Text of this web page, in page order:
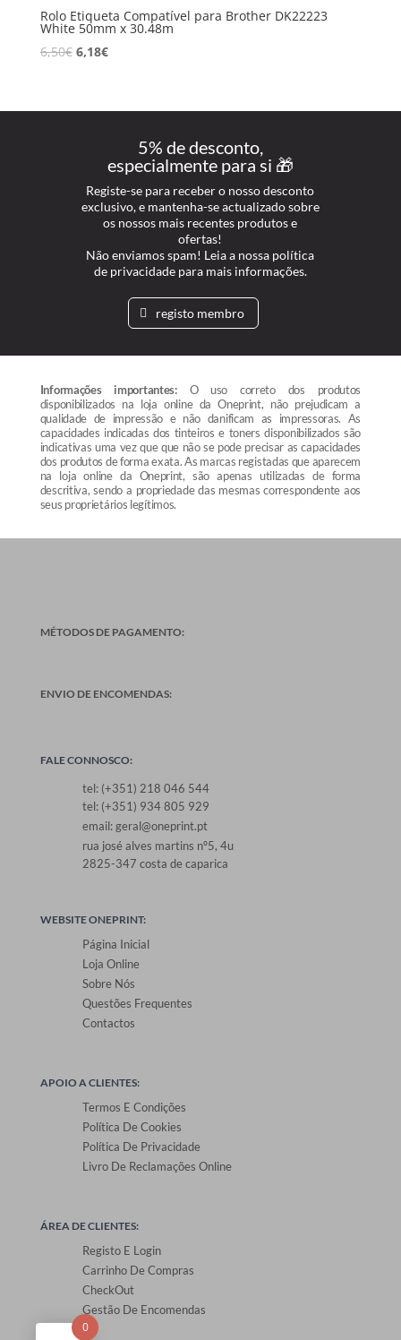
Rolo Etiqueta Compatível para Brother DK22223
White 50mm x 30.48m
6,50€ 6,18€
5% de desconto,
especialmente para si 🎁
Registe-se para receber o nosso desconto
exclusivo, e mantenha-se actualizado sobre
os nossos mais recentes produtos e
ofertas!
Não enviamos spam! Leia a nossa política
de privacidade para mais informações.
registo membro
Informações importantes: O uso correto dos produtos
disponibilizados na loja online da Oneprint, não prejudicam a
qualidade de impressão e não danificam as impressoras. As
capacidades indicadas dos tinteiros e toners disponibilizados são
indicativas uma vez que que não se pode precisar as capacidades
dos produtos de forma exata. As marcas registadas que aparecem
na loja online da Oneprint, são apenas utilizadas de forma
descritiva, sendo a propriedade das mesmas correspondente aos
seus proprietários legítimos.
MÉTODOS DE PAGAMENTO:
ENVIO DE ENCOMENDAS:
FALE CONNOSCO:
tel: (+351) 218 046 544
tel: (+351) 934 805 929
email: geral@oneprint.pt
rua josé alves martins nº5, 4u
2825-347 costa de caparica
WEBSITE ONEPRINT:
Página Inicial
Loja Online
Sobre Nós
Questões Frequentes
Contactos
APOIO A CLIENTES:
Termos E Condições
Política De Cookies
Política De Privacidade
Livro De Reclamações Online
ÁREA DE CLIENTES:
Registo E Login
Carrinho De Compras
CheckOut
Gestão De Encomendas
0